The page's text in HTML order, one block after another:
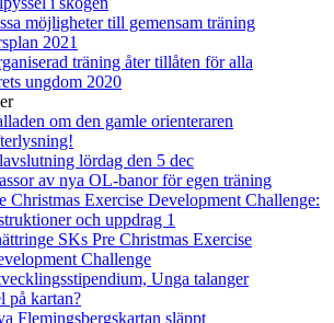
möjligheter till gemensam träning
2021
träning åter tillåten för alla
ungdom 2020
om den gamle orienteraren
lördag den 5 dec
av nya OL-banor för egen träning
Christmas Exercise Development Challenge:
och uppdrag 1
SKs Pre Christmas Exercise
Challenge
Unga talanger
på kartan?
Flemingsbergskartan släppt